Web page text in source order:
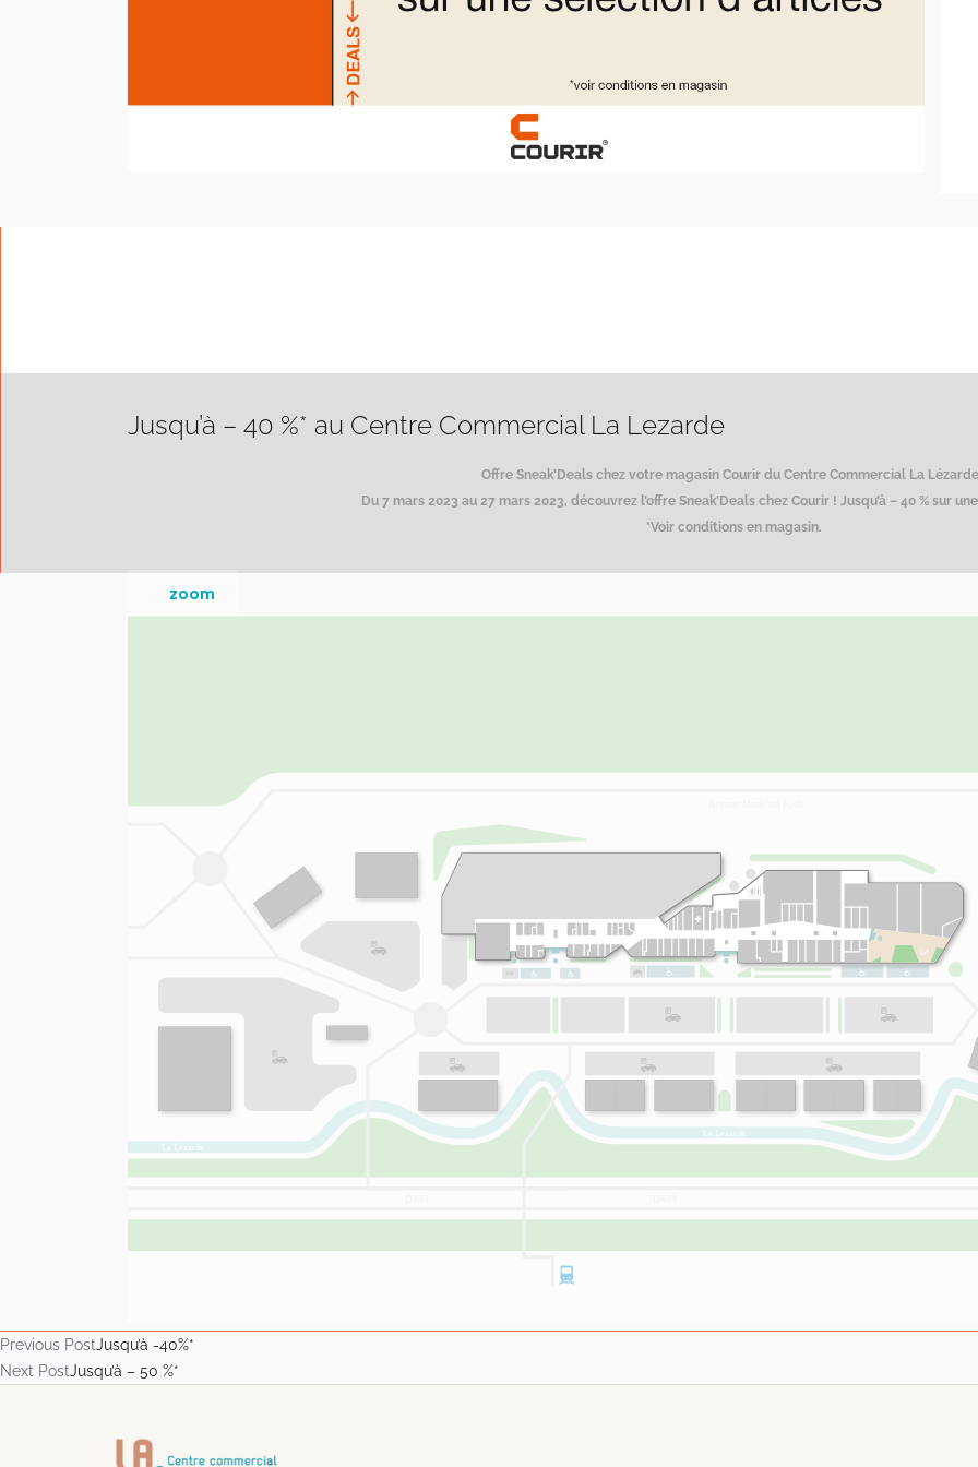
Jusqu’à – 40 %* au Centre Commercial La Lezarde
Offre Sneak’Deals chez votre magasin Courir du Centre Commercial La
Du 7 mars 2023 au 27 mars 2023, découvrez l’offre Sneak’Deals chez Courir ! Jusqu’à – 40 % sur
*Voir conditions en magasin.
zoom
Previous PostJusqu’à -40%*
Next PostJusqu’à – 50 %*